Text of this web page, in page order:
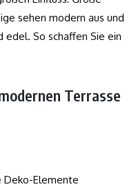
sehen modern aus und
edel. So schaffen Sie ein
Terrasse
Elemente